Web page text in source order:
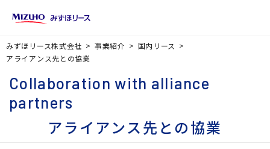
みずほリース株式会社 事業紹介
国内リース
アライアンス先との協業
Collaboration with alliance
partners
アライアンス先との協業